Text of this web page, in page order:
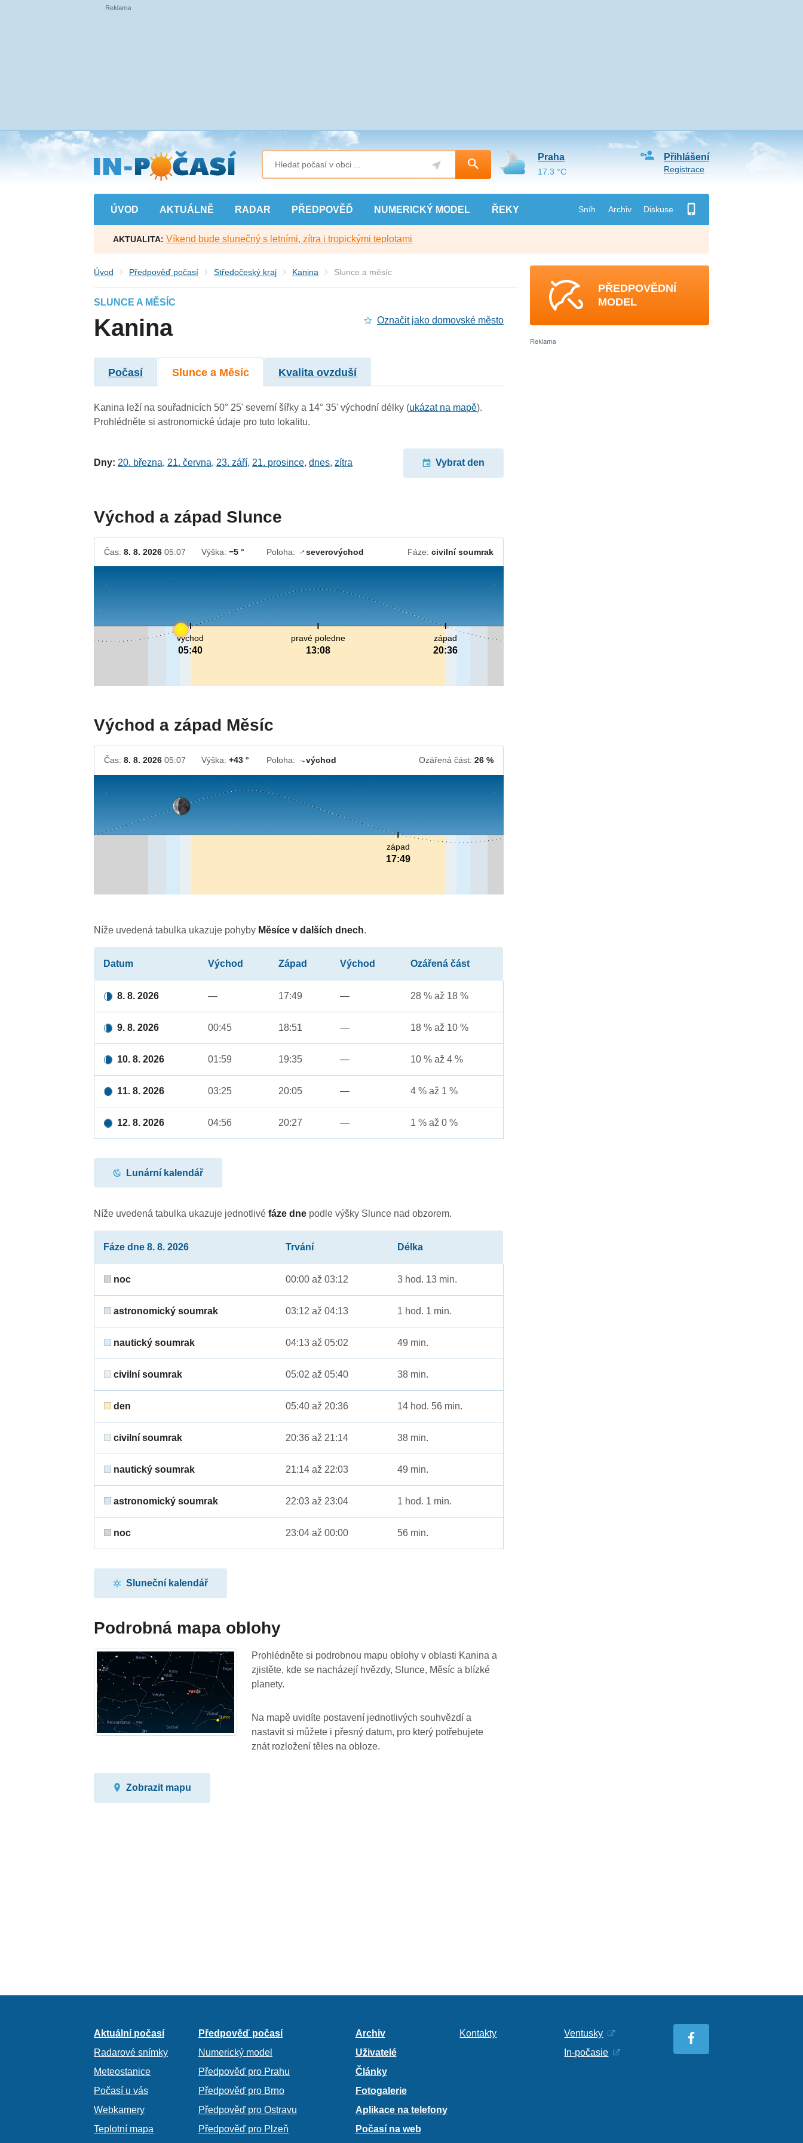
Přejít
na
hlavní
obsah
ÚVOD AKTUÁLNĚ RADAR PŘEDPOVĚĎ NUMERICKÝ MODEL ŘEKY Sníh Archiv Diskuse
Přihlášení
Registrace
Praha
17.3 °C
AKTUALITA: Víkend bude slunečný s letními, zítra i tropickými teplotami
Úvod Předpověď počasí Středočeský kraj Kanina Slunce a měsíc
SLUNCE A MĚSÍC
Kanina Označit jako domovské město
Počasí Slunce a Měsíc Kvalita ovzduší
Kanina leží na souřadnicích 50° 25' severní šířky a 14° 35' východní délky (ukázat na mapě).
Prohlédněte si astronomické údaje pro tuto lokalitu.
Dny: 20. března, 21. června, 23. září, 21. prosince,dnes,zítra Vybrat den
Východ a západ Slunce
Čas:8. 8. 2026 05:07 Výška:−5 ° Poloha: ↓severovýchod Fáze: civilní soumrak
pravé poledne
13:08
východ
05:40
západ
20:36
Východ a západ Měsíc
Čas:8. 8. 2026 05:07 Výška:+43 ° Poloha: ↓východ Ozářená část: 26 %
západ
17:49
Níže uvedená tabulka ukazuje pohyby Měsíce v dalších dnech.
Datum Východ Západ Východ Ozářená část
8. 8. 2026 — 17:49 — 28 % až 18 %
9. 8. 2026 00:45 18:51 — 18 % až 10 %
10. 8. 2026 01:59 19:35 — 10 % až 4 %
11. 8. 2026 03:25 20:05 — 4 % až 1 %
12. 8. 2026 04:56 20:27 — 1 % až 0 %
Lunární kalendář
Níže uvedená tabulka ukazuje jednotlivéfáze dne podle výšky Slunce nad obzorem.
Fáze dne 8. 8. 2026 Trvání Délka
noc 00:00 až 03:12 3 hod. 13 min.
astronomický soumrak 03:12 až 04:13 1 hod. 1 min.
nautický soumrak 04:13 až 05:02 49 min.
civilní soumrak 05:02 až 05:40 38 min.
den 05:40 až 20:36 14 hod. 56 min.
civilní soumrak 20:36 až 21:14 38 min.
nautický soumrak 21:14 až 22:03 49 min.
astronomický soumrak 22:03 až 23:04 1 hod. 1 min.
noc 23:04 až 00:00 56 min.
Sluneční kalendář
Podrobná mapa oblohy
Prohlédněte si podrobnou mapu oblohy v oblasti Kanina a
zjistěte, kde se nacházejí hvězdy, Slunce, Měsíc a blízké
planety.
Na mapě uvidíte postavení jednotlivých souhvězdí a
nastavit si můžete i přesný datum, pro který potřebujete
znát rozložení těles na obloze.
Zobrazit mapu
PŘEDPOVĚDNÍ
MODEL
Aktuální počasí
Radarové snímky
Meteostanice
Počasí u vás
Webkamery
Teplotní mapa
Předpověď počasí
Numerický model
Předpověď pro Prahu
Předpověď pro Brno
Předpověď pro Ostravu
Předpověď pro Plzeň
Archiv
Uživatelé
Články
Fotogalerie
Aplikace na telefony
Počasí na web
Kontakty
Ventusky
In-počasie